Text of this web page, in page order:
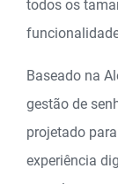
todos os
Baseado na
gestão de
projetado
experiência